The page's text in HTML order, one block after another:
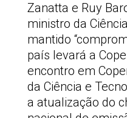
Zanatta e Ruy
ministro da
mantido
país levará a
encontro em
da Ciência e
a atualização do